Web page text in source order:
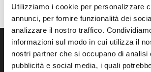
Utilizziamo i cookie per personalizzare
annunci, per fornire funzionalità dei
analizzare il nostro traffico.
informazioni sul modo in cui utilizza il
nostri partner che si occupano di analisi
pubblicità e social media, i quali